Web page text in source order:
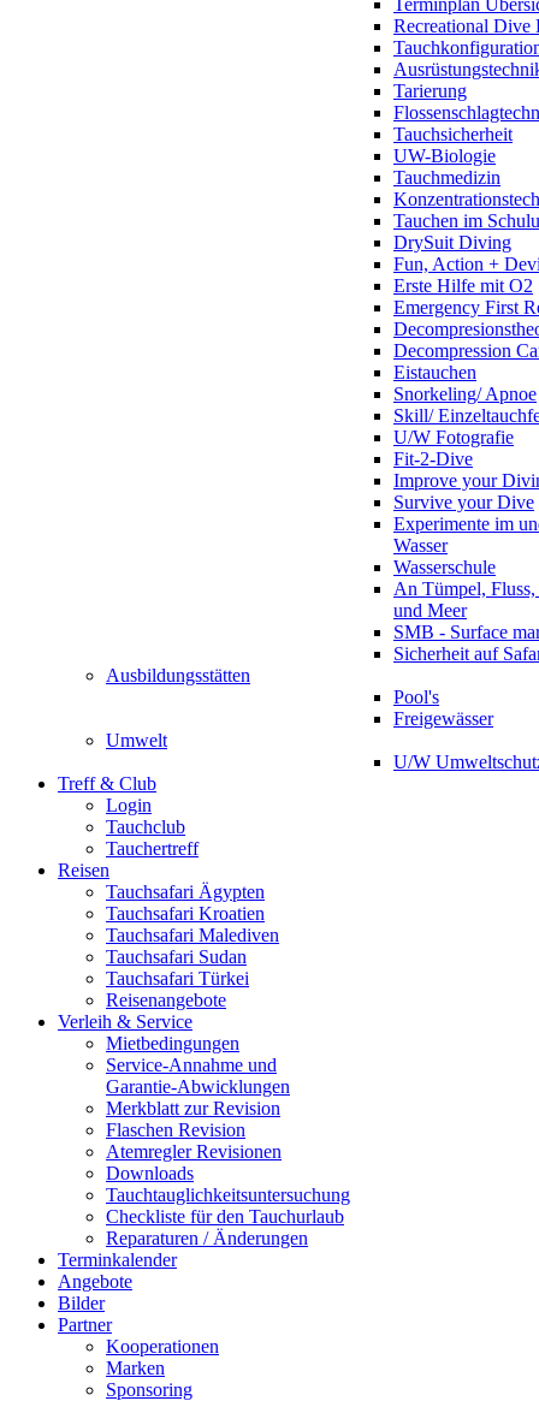
Terminplan
Recreational Dive
Tarierung
Tauchsicherheit
UW-Biologie
Tauchmedizin
Tauchen im
DrySuit Diving
Fun, Action +
Erste Hilfe mit O2
Emergency First
Decompression
Eistauchen
Snorkeling/ Apnoe
Skill/
U/W Fotografie
Fit-2-Dive
Improve your
Survive your Dive
Experimente im
Wasser
Wasserschule
An Tümpel,
und Meer
SMB - Surface
Sicherheit auf
Ausbildungsstätten
Pool's
Freigewässer
Umwelt
U/W
Treff & Club
Login
Tauchclub
Tauchertreff
Reisen
Tauchsafari Ägypten
Tauchsafari Kroatien
Tauchsafari Malediven
Tauchsafari Sudan
Tauchsafari Türkei
Reisenangebote
Verleih & Service
Mietbedingungen
Service-Annahme und
Garantie-Abwicklungen
Merkblatt zur Revision
Flaschen Revision
Atemregler Revisionen
Downloads
Tauchtauglichkeitsuntersuchung
Checkliste für den Tauchurlaub
Reparaturen / Änderungen
Terminkalender
Angebote
Bilder
Partner
Kooperationen
Marken
Sponsoring